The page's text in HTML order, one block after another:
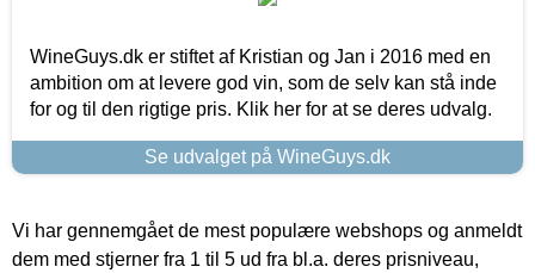
WineGuys.dk er stiftet af Kristian og Jan i 2016 med en
ambition om at levere god vin, som de selv kan stå inde
for og til den rigtige pris. Klik her for at se deres udvalg.
Se udvalget på WineGuys.dk
Vi har gennemgået de mest populære webshops og anmeldt
dem med stjerner fra 1 til 5 ud fra bl.a. deres prisniveau,